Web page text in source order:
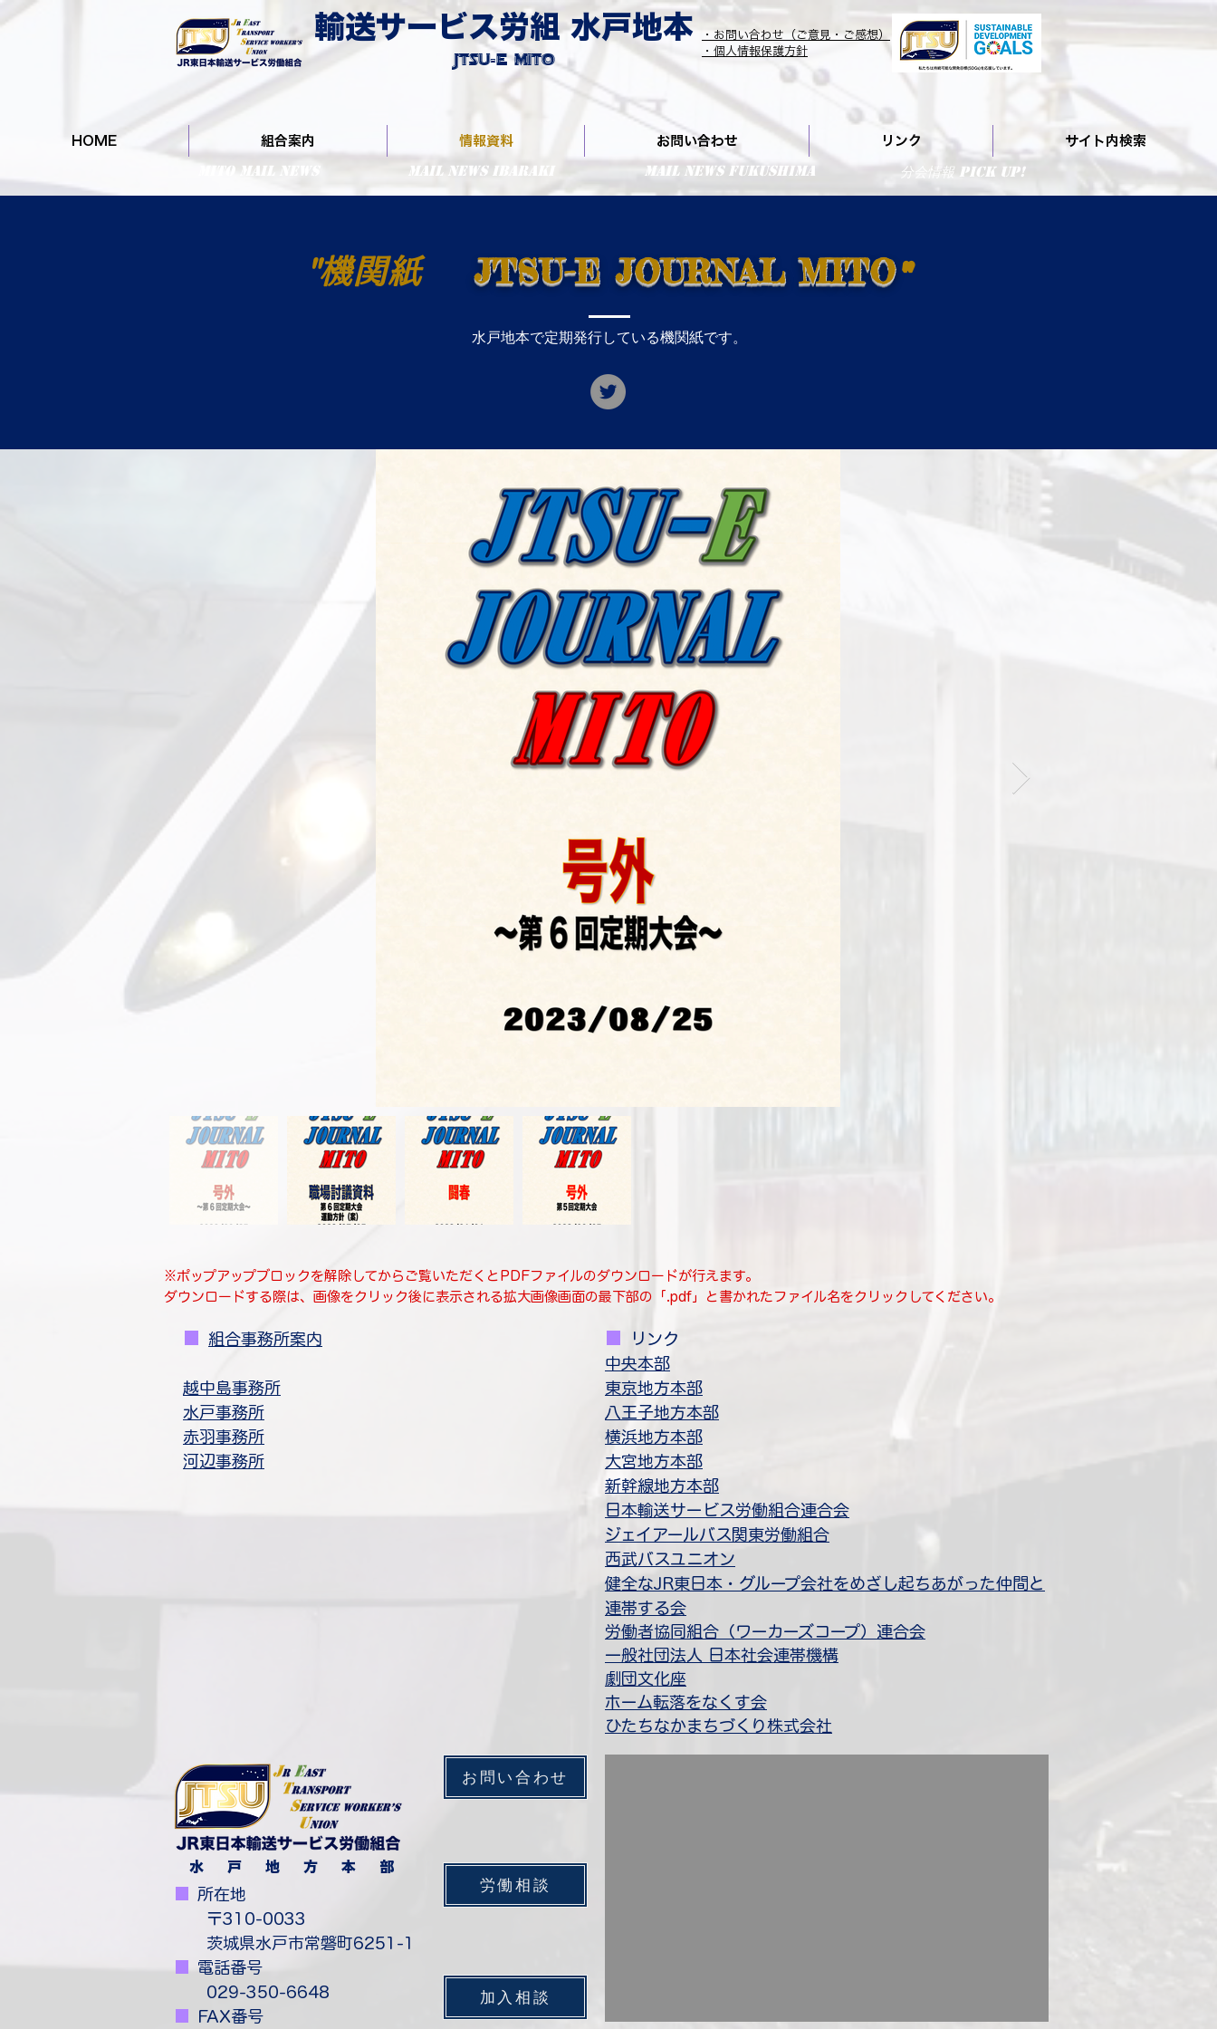
輸送サービス労組 水戸地本
​Jtsu-E Mito
・お問い合わせ（ご意見・ご感想）
​・個人情報保護方針
HOME 組合案内 情報資料 お問い合わせ リンク サイト内検索
MITO MAIL NEWS MaiL NEWS IBARAKI MaiL NEWS FUKUSHIMA 分会情報 PIcK UP!
"機関紙 JTSU-E JOURNAL MITO"
水戸地本で定期発行している機関紙です。
※ポップアップブロックを解除してからご覧いただくとPDFファイルのダウンロードが行えます。
​ダウンロードする際は、画像をクリック後に表示される拡大画像画面の最下部の「.pdf」と書かれたファイル名をクリックしてください。
組合事務所案内
​越中島事務所
水戸事務所
赤羽事務所
​河辺事務所
お問い合わせ
水 戸 地 方 本 部
所在地
​ 〒310-0033
茨城県水戸市常磐町6251-1
電話番号
029-350-6648
FAX番号
労働相談
加入相談
リンク
中央本部
​東京地方本部​
八王子地方本部
​横浜地方本部
​大宮地方本部
新幹線地方本部
​日本輸送サービス労働組合連合会
​ジェイアールバス関東労働組合
西武バスユニオン
​健全なJR東日本・グループ会社をめざし起ちあがった仲間と
連帯する会
​労働者協同組合（ワーカーズコープ）連合会
一般社団法人 日本社会連帯機構
​劇団文化座
​ホーム転落をなくす会
ひたちなかまちづくり株式会社